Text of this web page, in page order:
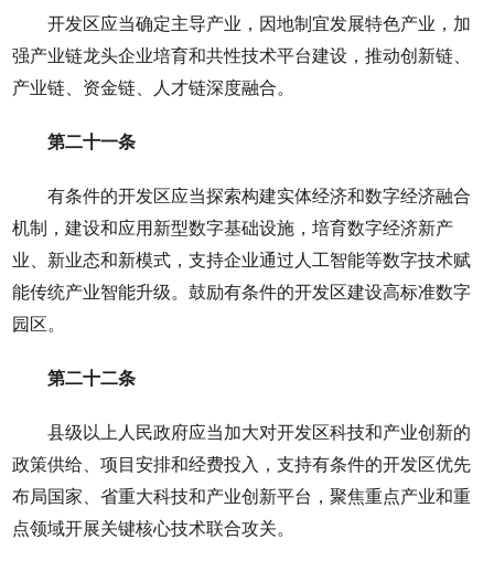
开发区应当确定主导产业，因地制宜发展特色产业，加
强产业链龙头企业培育和共性技术平台建设，推动创新链、
产业链、资金链、人才链深度融合。
第二十一条
有条件的开发区应当探索构建实体经济和数字经济融合
机制，建设和应用新型数字基础设施，培育数字经济新产
业、新业态和新模式，支持企业通过人工智能等数字技术赋
能传统产业智能升级。鼓励有条件的开发区建设高标准数字
园区。
第二十二条
县级以上人民政府应当加大对开发区科技和产业创新的
政策供给、项目安排和经费投入，支持有条件的开发区优先
布局国家、省重大科技和产业创新平台，聚焦重点产业和重
点领域开展关键核心技术联合攻关。